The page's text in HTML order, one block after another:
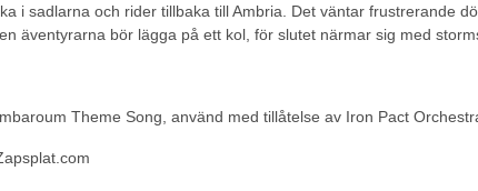
i sadlarna och rider tillbaka till Ambria. Det väntar frustrerande
äventyrarna bör lägga på ett kol, för slutet närmar sig med
Theme Song, använd med tillåtelse av Iron Pact